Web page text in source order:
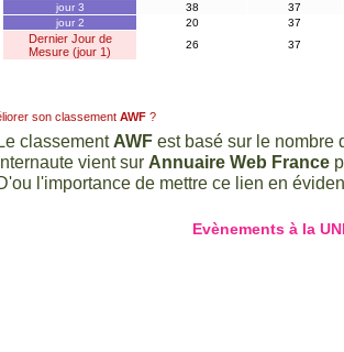
jour 3
38
37
jour 2
20 37
Dernier Jour de
Mesure (jour 1)
26 37
son classement AWF ?
classement AWF est basé sur le nombre
vient sur Annuaire Web France
l'importance de mettre ce lien en
Evènements à la